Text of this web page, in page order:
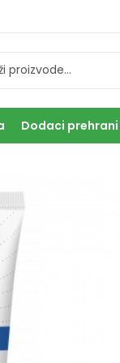
Dodaci prehrani